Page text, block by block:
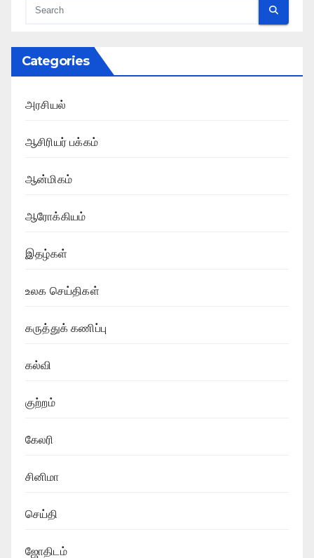
Categories
அரசியல்
ஆசிரியர் பக்கம்
ஆன்மிகம்
ஆரோக்கியம்
இதழ்கள்
உலக செய்திகள்
கருத்துக் கணிப்பு
கல்வி
குற்றம்
கேலரி
சினிமா
செய்தி
ஜோதிடம்